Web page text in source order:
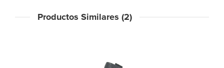
Productos Similares (2)